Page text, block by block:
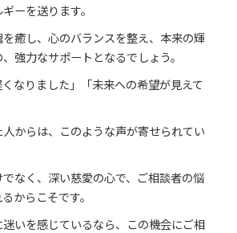
ーを送ります。
癒し、心のバランスを整え、本来の輝
強力なサポートとなるでしょう。
くなりました」「未来への希望が見えて
からは、このような声が寄せられてい
なく、深い慈愛の心で、ご相談者の悩
からこそです。
いを感じているなら、この機会にご相